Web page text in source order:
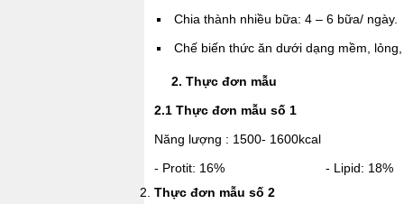
Chia thành nhiều bữa: 4 – 6 bữa/ ngày.
Chế biến thức ăn dưới dạng mềm,
2. Thực đơn mẫu
2.1 Thực đơn mẫu số 1
Năng lượng : 1500- 1600kcal
- Protit: 16% - Lipid:
Thực đơn mẫu số 2